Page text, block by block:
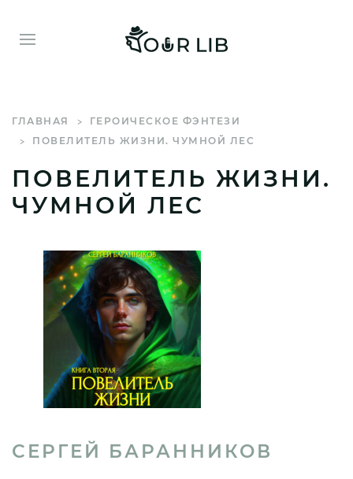
ГЛАВНАЯ
ГЕРОИЧЕСКОЕ ФЭНТЕЗИ
ПОВЕЛИТЕЛЬ ЖИЗНИ. ЧУМНОЙ ЛЕС
ПОВЕЛИТЕЛЬ ЖИЗНИ.
ЧУМНОЙ ЛЕС
СЕРГЕЙ БАРАННИКОВ